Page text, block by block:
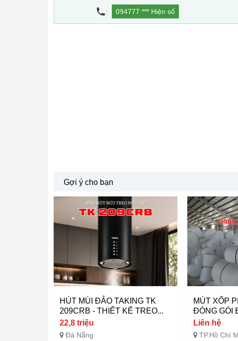
:
094777 *** Hiện số
Gợi ý cho bạn
HÚT MÙI ĐẢO TAKING TK
209CRB - THIẾT KẾ TREO...
22,8 triệu
Đà Nẵng
MÚT XỐP
ĐÓNG GÓI
Liên hệ
TP.Hồ Chí